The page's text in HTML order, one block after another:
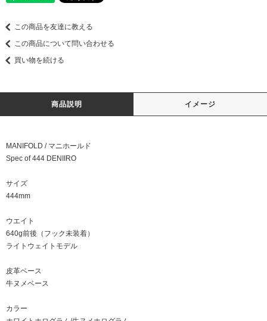
この商品を友達に教える
この商品について問い合わせる
買い物を続ける
商品説明 イメージ
MANIFOLD / マニホールド
Spec of 444 DENIIRO
サイズ
444mm
ウエイト
640g前後（フック未装着）
ライトウェイトモデル
皮革ベース
牛ヌメベース
カラー